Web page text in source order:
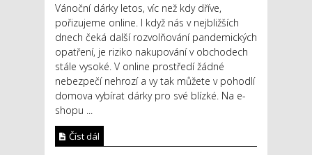
Vánoční dárky letos, víc než kdy dříve,
pořizujeme online. I když nás v nejbližších
dnech čeká další rozvolňování pandemických
opatření, je riziko nakupování v obchodech
stále vysoké. V online prostředí žádné
nebezpečí nehrozí a vy tak můžete v pohodlí
domova vybírat dárky pro své blízké. Na e-
shopu ...
Číst dál